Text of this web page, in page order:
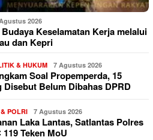
2026
Keselamatan Kerja melalui
dan Kepri
& HUKUM 7 Agustus 2026
Soal Propemperda, 15
Disebut Belum Dibahas DPRD
POLRI 7 Agustus 2026
Laka Lantas, Satlantas Polres
Teken MoU